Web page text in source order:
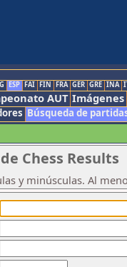
ESP FAI FIN FRA GER GRE INA
AUT Imágenes
Búsqueda de
Chess Results
y minúsculas. Al